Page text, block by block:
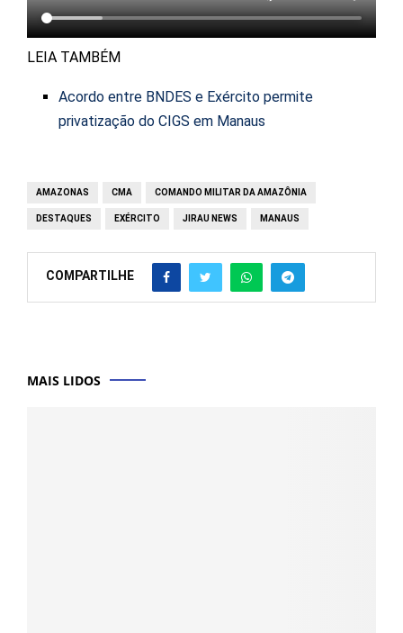
LEIA TAMBÉM
Acordo entre BNDES e Exército permite
privatização do CIGS em Manaus
AMAZONAS CMA COMANDO MILITAR DA AMAZÔNIA
DESTAQUES EXÉRCITO JIRAU NEWS MANAUS
COMPARTILHE
MAIS LIDOS